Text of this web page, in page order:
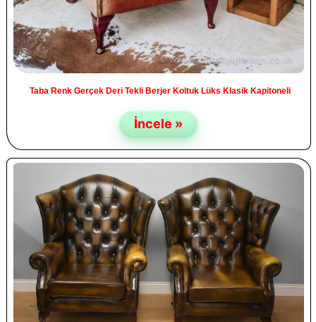
Taba Renk Gerçek Deri Tekli Berjer Koltuk Lüks Klasik Kapitoneli
İncele »